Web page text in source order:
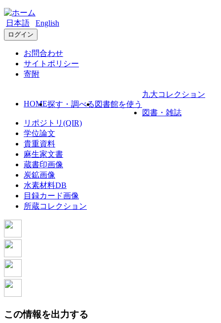
日本語 English
ログイン
お問合わせ
サイトポリシー
寄附
HOME探す・調べる 図書館を使う
九大コレクション
図書・雑誌
リポジトリ(QIR)
学位論文
貴重資料
麻生家文書
蔵書印画像
炭鉱画像
水素材料DB
目録カード画像
所蔵コレクション
この情報を出力する